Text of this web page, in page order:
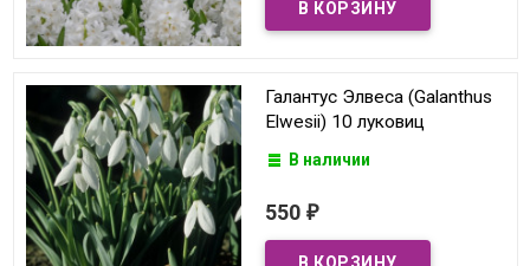
Галантус Элвеса (Galanthus
Elwesii) 10 луковиц
В наличии
550 ₽